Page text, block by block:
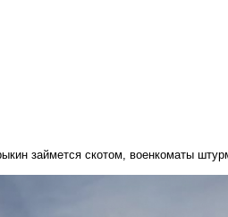
займется скотом, военкоматы